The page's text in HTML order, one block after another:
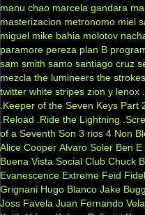
manu chao marcela gandara
masterizacion metronomo miel
miguel mike bahia molotov
paramore pereza plan B
sam smith samo santiago cruz
mezcla the lumineers the strokes
twitter white stripes zion y lenox
.Keeper of the Seven Keys Part
.Reload
.Ride the Lightning
of a Seventh Son 3 rios 4 Non
Alice Cooper Alvaro Soler Ben E
Buena Vista Social Club Chuck
Evanescence Extreme Feid
Grignani Hugo Blanco Jake Bugg
Joss Favela Juan Fernando